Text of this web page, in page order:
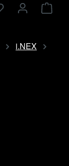
i.NEX